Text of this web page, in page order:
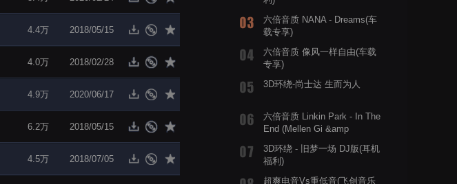
4.4万 2018/05/15
4.0万 2018/02/28
4.9万 2020/06/17
6.2万 2018/05/15
4.5万 2018/07/05
六倍音质 NANA - Dreams(车
载专享)
六倍音质 像风一样自由(车载
专享)
3D环绕-尚士达 生而为人
六倍音质 Linkin Park - In The
End (Mellen Gi &amp
3D环绕 - 旧梦一场 DJ版(耳机
福利)
超爽电音Vs重低音(飞创音乐